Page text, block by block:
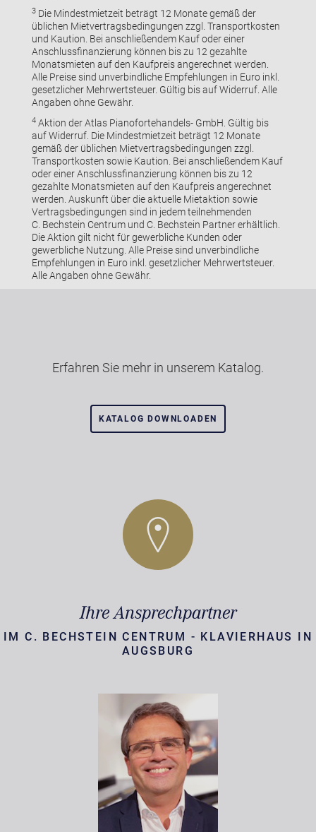
3Die Mindestmietzeit beträgt 12 Monate gemäß der
üblichen Mietvertragsbedingungen zzgl. Transportkosten
und Kaution. Bei anschließendem Kauf oder einer
Anschlussfinanzierung können bis zu 12 gezahlte
Monatsmieten auf den Kaufpreis angerechnet werden.
Alle Preise sind unverbindliche Empfehlungen in Euro inkl.
gesetzlicher Mehrwertsteuer. Gültig bis auf Widerruf. Alle
Angaben ohne Gewähr.
4Aktion der Atlas Pianofortehandels- GmbH. Gültig bis
auf Widerruf. Die Mindestmietzeit beträgt 12 Monate
gemäß der üblichen Mietvertragsbedingungen zzgl.
Transportkosten sowie Kaution. Bei anschließendem Kauf
oder einer Anschlussfinanzierung können bis zu 12
gezahlte Monatsmieten auf den Kaufpreis angerechnet
werden. Auskunft über die aktuelle Mietaktion sowie
Vertragsbedingungen sind in jedem teilnehmenden
C. Bechstein Centrum und C. Bechstein Partner erhältlich.
Die Aktion gilt nicht für gewerbliche Kunden oder
gewerbliche Nutzung. Alle Preise sind unverbindliche
Empfehlungen in Euro inkl. gesetzlicher Mehrwertsteuer.
Alle Angaben ohne Gewähr.
Erfahren Sie mehr in unserem Katalog.
KATALOG DOWNLOADEN
Ihre Ansprechpartner
IM C. BECHSTEIN CENTRUM - KLAVIERHAUS IN
AUGSBURG